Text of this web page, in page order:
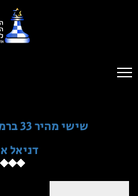
שישי מהיר 33 ברמת גן בית היהלום
דניאל